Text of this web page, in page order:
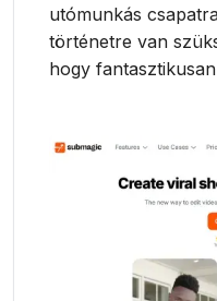
utómunkás
történetre van
hogy